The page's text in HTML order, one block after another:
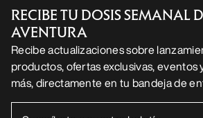
RECIBE TU DOSIS SEMANAL
AVENTURA
Recibe actualizaciones sobre
productos, ofertas exclusivas, eventos
más, directamente en tu bandeja de